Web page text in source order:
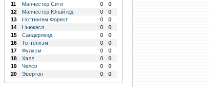
11
Манчестер Сити 0
0
12
Манчестер Юнайтед 0
0
13
Ноттингем Форест 0
0
14
Ньюкасл 0
0
15
Сандерленд 0
0
16
Тоттенхэм 0
0
17
Фулхэм 0
0
18
Халл 0
0
19
Челси 0
0
20
Эвертон 0 0